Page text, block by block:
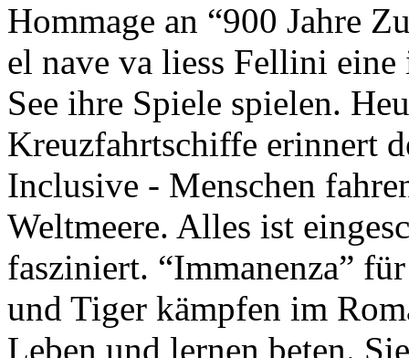
Hommage an “900 Jahre
el nave va liess Fellini
See ihre Spiele spielen.
Kreuzfahrtschiffe erinnert
Inclusive - Menschen
Weltmeere. Alles ist
fasziniert. “Immanenza”
und Tiger kämpfen im
Leben und lernen beten.